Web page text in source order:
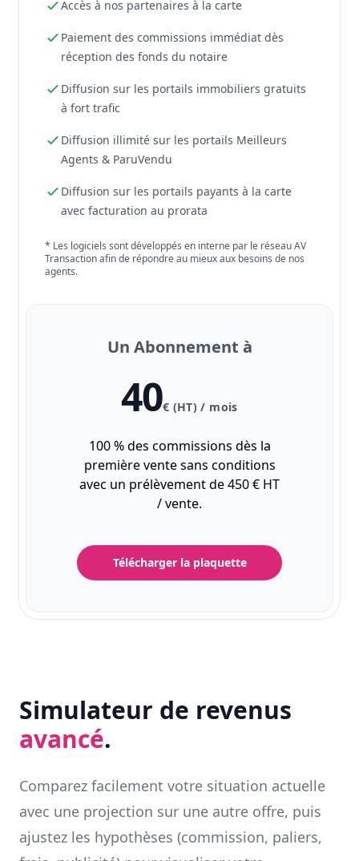
Accès à nos partenaires à la carte
Paiement des commissions immédiat dès
réception des fonds du notaire
Diffusion sur les portails immobiliers gratuits
à fort trafic
Diffusion illimité sur les portails Meilleurs
Agents & ParuVendu
Diffusion sur les portails payants à la carte
avec facturation au prorata
* Les logiciels sont développés en interne par le réseau AV
Transaction afin de répondre au mieux aux besoins de nos
agents.
Un Abonnement à
40€ (HT) / mois
100 % des commissions dès la
première vente sans conditions
avec un prélèvement de 450 € HT
/ vente.
Télécharger la plaquette
Simulateur de revenus
avancé.
Comparez facilement votre situation actuelle
avec une projection sur une autre offre, puis
ajustez les hypothèses (commission, paliers,